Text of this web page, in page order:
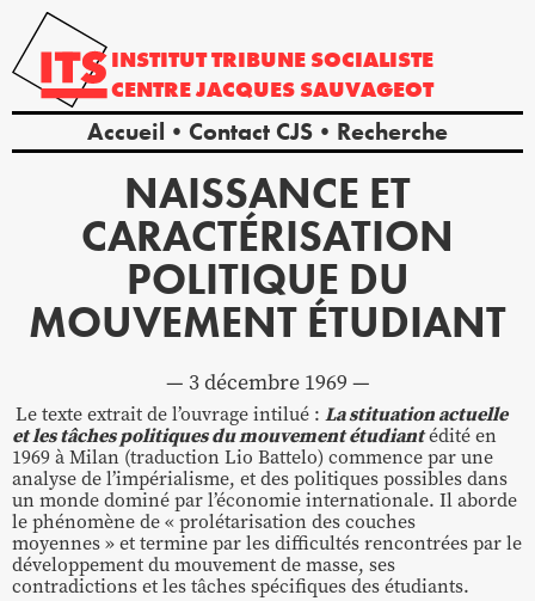
INSTITUTTRIBUNE SOCIALISTE
CENTREJACQUES SAUVAGEOT
Accueil Contact CJS Recherche
NAISSANCE ET
CARACTÉRISATION
POLITIQUE DU
MOUVEMENT ÉTUDIANT
3 décembre 1969
Le texte extrait de l’ouvrage intilué : La stituation actuelle
et les tâches politiques du mouvement étudiantédité en
1969 à Milan (traduction Lio Battelo) commence par une
analyse de l’impérialisme, et des politiques possibles dans
un monde dominé par l’économie internationale. Il aborde
le phénomène de « prolétarisation des couches
moyennes » et termine par les difficultés rencontrées par le
développement du mouvement de masse, ses
contradictions et les tâches spécifiques des étudiants.